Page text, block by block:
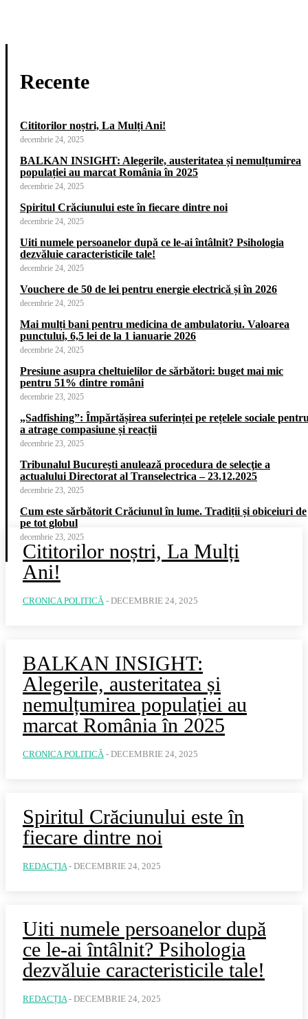
Recente
Cititorilor noștri, La Mulți Ani!
decembrie 24, 2025
BALKAN INSIGHT: Alegerile, austeritatea și nemulțumirea
populației au marcat România în 2025
decembrie 24, 2025
Spiritul Crăciunului este în fiecare dintre noi
decembrie 24, 2025
Uiti numele persoanelor după ce le-ai întâlnit? Psihologia
dezvăluie caracteristicile tale!
decembrie 24, 2025
Vouchere de 50 de lei pentru energie electrică și în 2026
decembrie 24, 2025
Mai mulți bani pentru medicina de ambulatoriu. Valoarea
punctului, 6,5 lei de la 1 ianuarie 2026
decembrie 24, 2025
Presiune asupra cheltuielilor de sărbători: buget mai mic
pentru 51% dintre români
decembrie 23, 2025
„Sadfishing”: Împărtășirea suferinței pe rețelele sociale
a atrage compasiune și reacții
decembrie 23, 2025
Tribunalul Bucureşti anulează procedura de selecţie a
actualului Directorat al Transelectrica – 23.12.2025
decembrie 23, 2025
Cum este sărbătorit Crăciunul în lume. Tradiții și obiceiuri de
pe tot globul
decembrie 23, 2025
Cititorilor noștri, La Mulți
Ani!
CRONICA POLITICĂ - DECEMBRIE 24, 2025
BALKAN INSIGHT:
Alegerile, austeritatea și
nemulțumirea populației au
marcat România în 2025
CRONICA POLITICĂ - DECEMBRIE 24, 2025
Spiritul Crăciunului este în
fiecare dintre noi
REDACȚIA - DECEMBRIE 24, 2025
Uiti numele persoanelor după
ce le-ai întâlnit? Psihologia
dezvăluie caracteristicile tale!
REDACȚIA - DECEMBRIE 24, 2025